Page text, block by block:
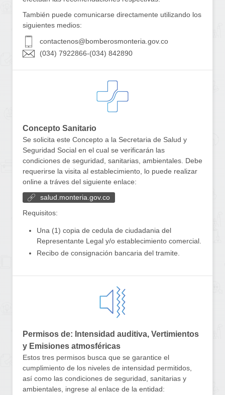
También puede comunicarse directamente utilizando los
siguientes medios:
contactenos@bomberosmonteria.gov.co
(034) 7922866-(034) 842890
Concepto Sanitario
Se solicita este Concepto a la Secretaria de Salud y
Seguridad Social en el cual se verificarán las
condiciones de seguridad, sanitarias, ambientales. Debe
requerirse la visita al establecimiento, lo puede realizar
online a tráves del siguiente enlace:
salud.monteria.gov.co
Requisitos:
Una (1) copia de cedula de ciudadania del
Representante Legal y/o establecimiento comercial.
Recibo de consignación bancaria del tramite.
Permisos de: Intensidad auditiva, Vertimientos
y Emisiones atmosféricas
Estos tres permisos busca que se garantice el
cumplimiento de los niveles de intensidad permitidos,
así como las condiciones de seguridad, sanitarias y
ambientales, ingrese al enlace de la entidad: